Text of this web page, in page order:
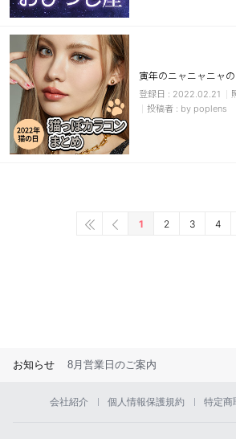
寅年のニャニャニャ
2022.02.21
by poplens
1 2 3 4
お知らせ 8月営業日のご案内
会社紹介 個人情報保護規約 特定商